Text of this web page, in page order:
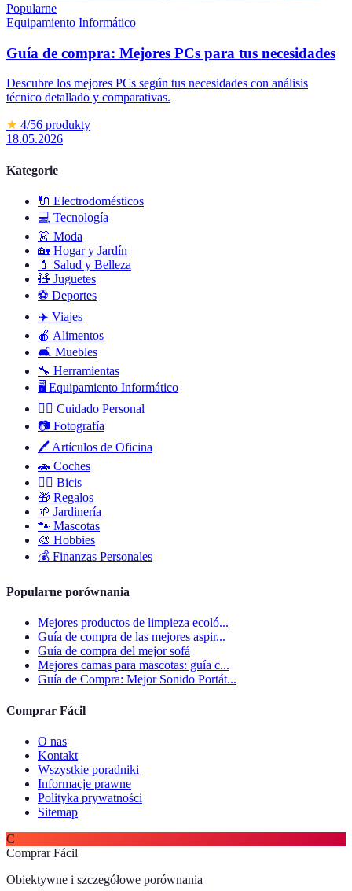
Popularne
Equipamiento Informático
Guía de compra: Mejores PCs para tus necesidades
Descubre los mejores PCs según tus necesidades con análisis
técnico detallado y comparativas.
★ 4/56 produkty
18.05.2026
Kategorie
🔌 Electrodomésticos
💻 Tecnología
👗 Moda
🏡 Hogar y Jardín
💄
Salud y Belleza
🧸 Juguetes
⚽ Deportes
✈️ Viajes
🍎 Alimentos
🛋️ Muebles
🔧 Herramientas
🖥️ Equipamiento Informático
🧖‍♂️ Cuidado Personal
📷 Fotografía
🖊️ Artículos de Oficina
🚗 Coches
🚴‍♂️ Bicis
🎁 Regalos
🌱 Jardinería
🐾 Mascotas
🎨 Hobbies
💰 Finanzas Personales
Popularne porównania
Mejores productos de limpieza ecoló...
Guía de compra de las mejores aspir...
Guía de compra del mejor sofá
Mejores camas para mascotas: guía c...
Guía de Compra: Mejor Sonido Portát...
Comprar Fácil
O nas
Kontakt
Wszystkie poradniki
Informacje prawne
Polityka prywatności
Sitemap
C
Comprar Fácil
Obiektywne i szczegółowe porównania